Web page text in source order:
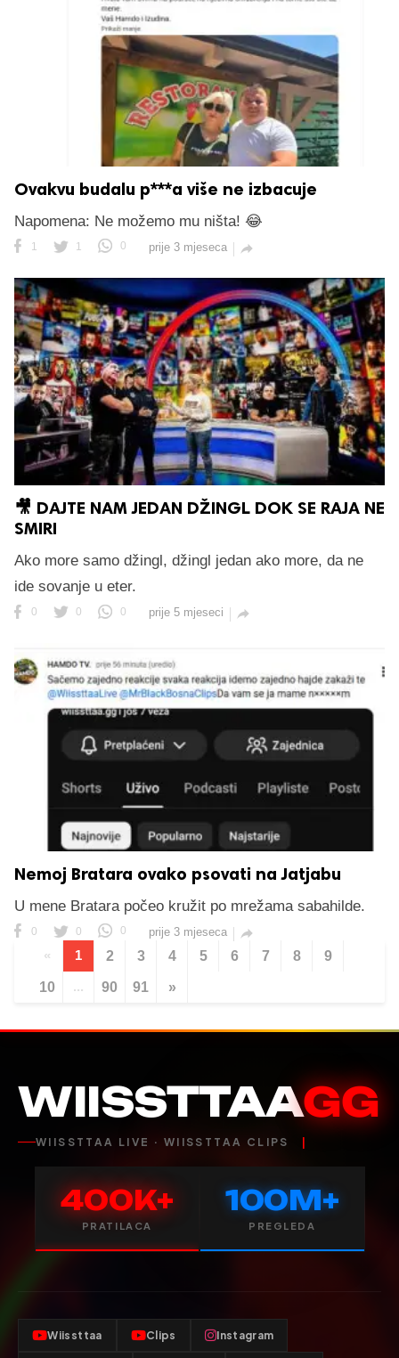
Ovakvu budalu p***a više ne izbacuje
Napomena: Ne možemo mu ništa! 😂
1 1 0 prije 3 mjeseca 
🎥 DAJTE NAM JEDAN DŽINGL DOK SE RAJA NE
SMIRI
Ako more samo džingl, džingl jedan ako more, da ne
ide sovanje u eter.
0 0 0 prije 5 mjeseci 
Nemoj Bratara ovako psovati na Jatjabu
U mene Bratara počeo kružit po mrežama sabahilde.
0 0 0 prije 3 mjeseca 
« 1 2 3 4 5 6 7 8 9
10 ... 90 91 »
WIISSTTAAGG
WIISSTTAA LIVE · WIISSTTAA CLIPS
400K+
PRATILACA
100M+
PREGLEDA
Wiissttaa Clips Instagram